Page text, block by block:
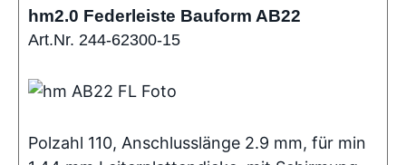
hm2.0 Federleiste Bauform AB22
Art.Nr. 244-62300-15
Polzahl 110, Anschlusslänge 2.9 mm, für min